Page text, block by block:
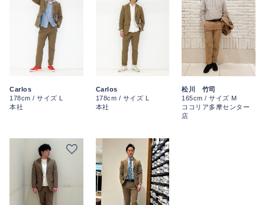
Carlos
178cm / サイズ L
本社
Carlos
178cm / サイズ L
本社
松川 竹司
165cm / サイズ M
ココリア多摩センター
店